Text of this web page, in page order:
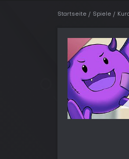
Startseite Spiele